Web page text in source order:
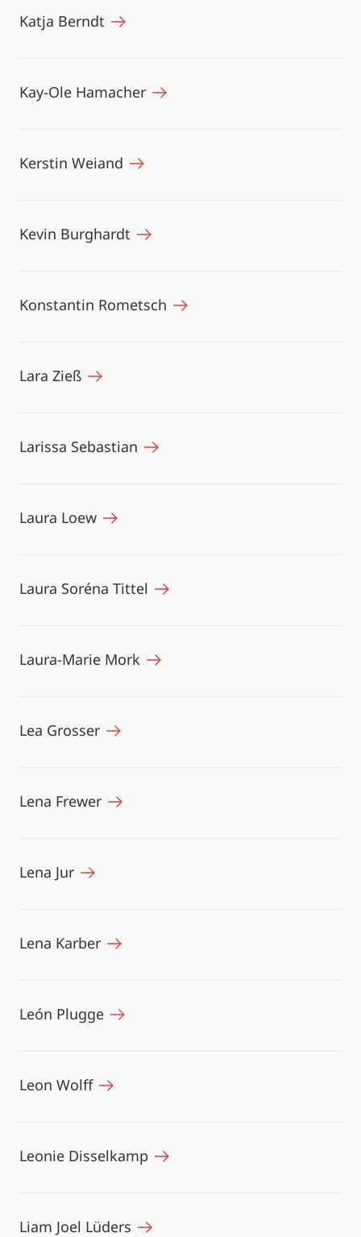
Katja Berndt
Kay-Ole Hamacher
Kerstin Weiand
Kevin Burghardt
Konstantin Rometsch
Lara Zieß
Larissa Sebastian
Laura Loew
Laura Soréna Tittel
Laura-Marie Mork
Lea Grosser
Lena Frewer
Lena Jur
Lena Karber
León Plugge
Leon Wolff
Leonie Disselkamp
Liam Joel Lüders